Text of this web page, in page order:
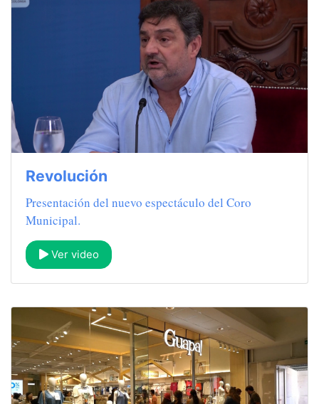
Revolución
Presentación del nuevo espectáculo del Coro
Municipal.
Ver video